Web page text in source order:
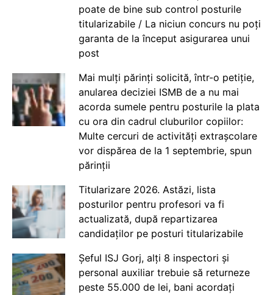
poate de bine sub control posturile
titularizabile / La niciun concurs nu poți
garanta de la început asigurarea unui
post
Mai mulți părinți solicită, într-o petiție,
anularea deciziei ISMB de a nu mai
acorda sumele pentru posturile la plata
cu ora din cadrul cluburilor copiilor:
Multe cercuri de activități extrașcolare
vor dispărea de la 1 septembrie, spun
părinții
Titularizare 2026. Astăzi, lista
posturilor pentru profesori va fi
actualizată, după repartizarea
candidaților pe posturi titularizabile
Șeful ISJ Gorj, alți 8 inspectori și
personal auxiliar trebuie să returneze
peste 55.000 de lei, bani acordați